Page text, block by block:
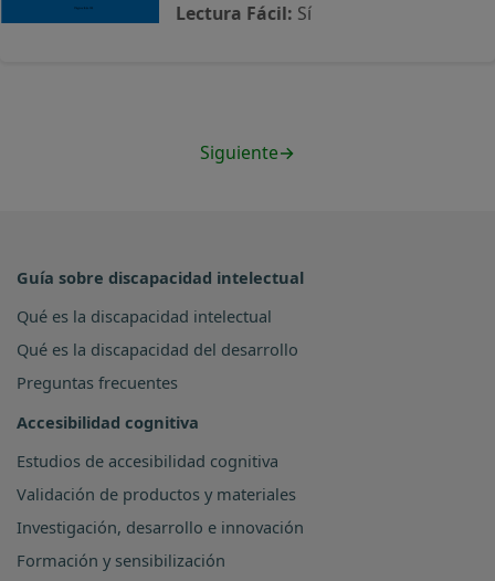
Lectura Fácil: Sí
Siguiente→
Guía sobre discapacidad intelectual
Qué es la discapacidad intelectual
Qué es la discapacidad del desarrollo
Preguntas frecuentes
Accesibilidad cognitiva
Estudios de accesibilidad cognitiva
Validación de productos y materiales
Investigación, desarrollo e innovación
Formación y sensibilización